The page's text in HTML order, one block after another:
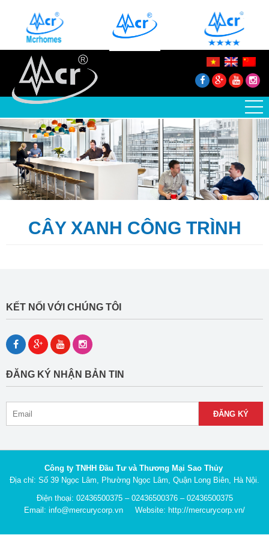
CÂY XANH CÔNG TRÌNH
KẾT NỐI VỚI CHÚNG TÔI
ĐĂNG KÝ NHẬN BẢN TIN
Công ty TNHH Đầu Tư và Thương Mại Sao Thủy
Địa chỉ: Số 39 Ngọc Lâm, Phường Ngọc Lâm, Quận Long Biên, Hà Nội.
Điện thoại: 02436500375 – 02436500376 – 02436500375
Email: info@mercurycorp.vn Website: http://mercurycorp.vn/